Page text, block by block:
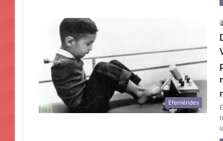
Efemérides